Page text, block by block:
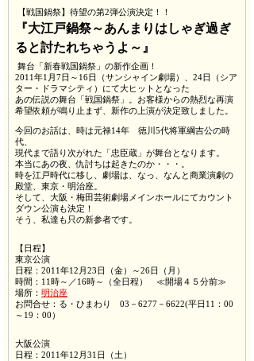
【戦国鍋祭】待望の第2弾公演決定！！
『大江戸鍋祭～あんまりはしゃぎ過ぎ
ると討たれちゃうよ～』
舞台 「新春戦国鍋祭」の新作企画！
2011年1 月 7日～ 16日（サンシャイン劇場）、 24日（シア
ター・ドラマシティ）にて大ヒットとなった
あの伝説の舞台「戦国鍋祭」。お客様からの熱烈な再演
希望依頼が鳴り止まず、新作の上演が決定致しました。
今回のお話は、時は元禄14年 徳川 5代将軍綱吉公の時
代、
現代まで語り次がれた「忠臣蔵」が舞台となります。
本当にあの夜、仇討ちは起きたのか・・・。
時を江戸時代に移し、劇場は、なっ、なんと商業演劇の
殿堂、東京・明治座。
そして、大阪・梅田芸術劇場メインホールにてカウント
ダウン公演も決定！
そう、私達も只の新参者です。
【日程】
東京公演
日程：2011年12 月 23 日（金）～26日（月）
時間：11時～／16時～（全日程） ≪開場４５分前≫
場所： 明治座
お問合せ：る・ひまわり 03－6277－6622(平日11：00
～19：00）
大阪公演
日程：2011年12月31日（土）